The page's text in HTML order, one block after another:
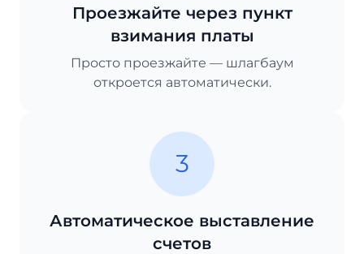
Проезжайте через пункт
взимания платы
Просто проезжайте — шлагбаум
откроется автоматически.
3
Автоматическое выставление
счетов